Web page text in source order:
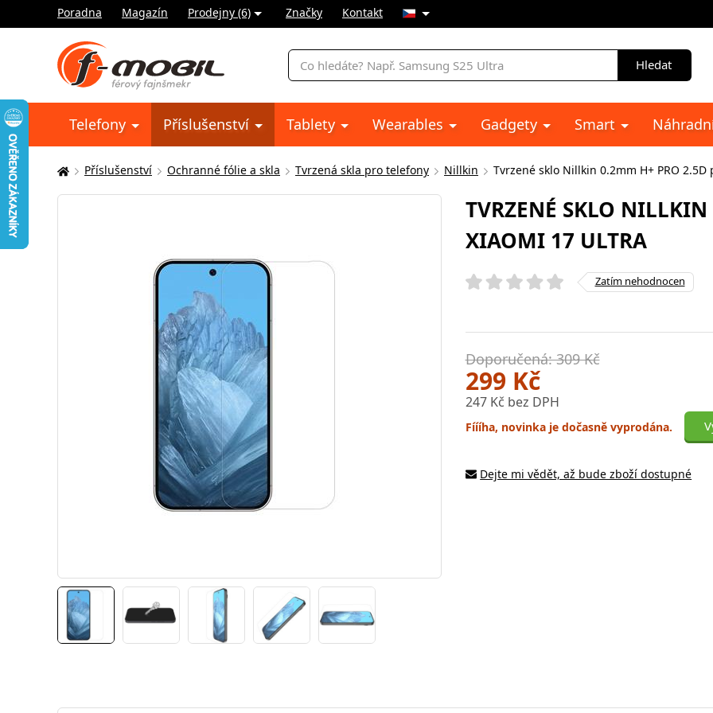
Poradna Magazín Prodejny (6) Značky Kontakt
Vyhledávání
Hledat
Telefony Příslušenství Tablety Wearables Gadgety Smart
Zde
se
Příslušenství Ochranné fólie a skla Tvrzená skla pro telefony Nillkin Tvrzené sklo Nillkin 0.2mm H+ PRO
TVRZENÉ SKLO
XIAOMI 17 ULTRA
Zatím nehodnocen
Doporučená: 309 Kč
299 Kč
247 Kč bez DPH
Fíííha, novinka je dočasně vyprodána.
Dejte mi vědět, až bude zboží dostupné